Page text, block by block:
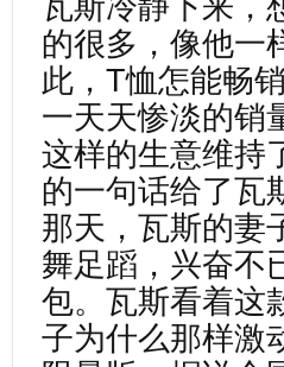
瓦斯冷静下来，
的很多，像他一
此，T恤怎能畅
一天天惨淡的销
这样的生意维持
的一句话给了瓦
那天，瓦斯的妻
舞足蹈，兴奋不
包。瓦斯看着这
子为什么那样激